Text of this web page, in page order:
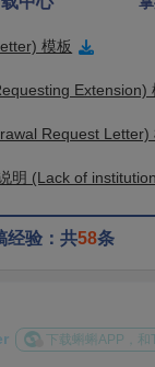
模板
Extension)
Request Letter)
明 (Lack of
经验：共58条
下载蝌蝌APP，和